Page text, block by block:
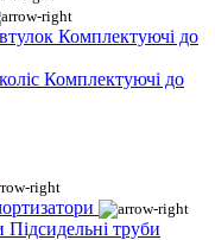
Комплектуючі до
Комплектуючі до
Підсидельні труби